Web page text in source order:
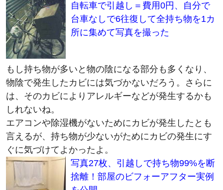
台車なしで6往復して全持ち物を1カ
所に集めて写真を撮った
もし持ち物が多いと物の陰になる部分も多くなり、
物陰で発生したカビには気づかないだろう。さらに
は、そのカビによりアレルギーなどが発生するかも
しれないね。
エアコンや除湿機がないためにカビが発生したとも
言えるが、持ち物が少ないがためにカビの発生にす
ぐに気づけてよかったよ。
写真27枚、引越しで持ち物99%を断
捨離！部屋のビフォーアフター実例
を公開